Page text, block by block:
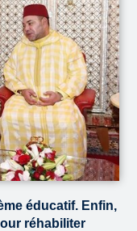
éducatif. Enfin,
réhabiliter